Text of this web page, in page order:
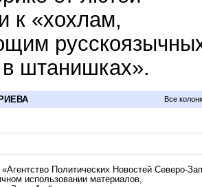
к «хохлам,
в штанишках».
Все
«Агентство Политических Новостей Северо-
использовании материалов,